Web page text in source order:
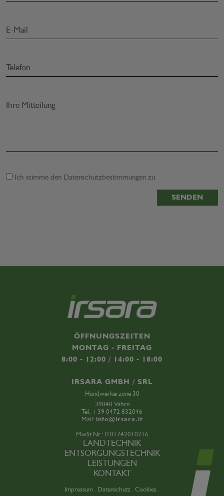
E-Mail
Telefon
Ihre Mitteilung
Ich stimme den Datenschutzbestimmungen zu
SENDEN
ÖFFNUNGSZEITEN
MONTAG - FREITAG
8:00 - 12:00 / 14:00 - 18:00
IRSARA GMBH / SRL
Handwerkerzone 30
39040 Vahrn
Tel: +39 0472 832046
Mail: info@irsara.it
MwSt.Nr.: IT01742010216
LANDTECHNIK
ENTSORGUNGSTECHNIK
LEISTUNGEN
KONTAKT
Impressum . Datenschutz . Cookies .